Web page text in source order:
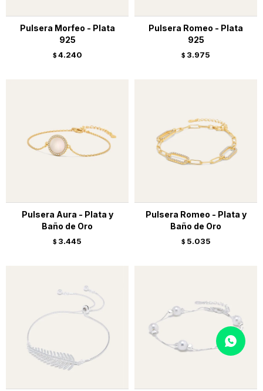
Pulsera Morfeo - Plata
925
$ 4.240
Pulsera Romeo - Plata
925
$ 3.975
Pulsera Aura - Plata y
Baño de Oro
$ 3.445
Pulsera Romeo - Plata y
Baño de Oro
$ 5.035